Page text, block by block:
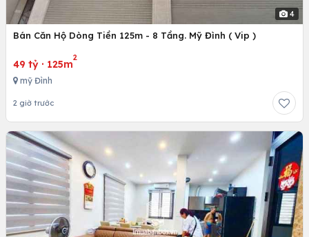
4
Bán Căn Hộ Dòng Tiền 125m - 8 Tầng. Mỹ Đình ( Vip )
49 tỷ · 125m
2
mỹ Đình
2 giờ trước